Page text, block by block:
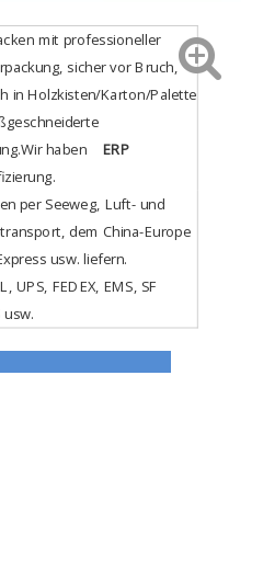
mit professioneller
sicher vor Bruch,
in Holzkisten/Karton/Palette
haben ERP
.
per Seeweg, Luft- und
dem China-Europe
usw. liefern.
UPS, FEDEX, EMS, SF
usw.